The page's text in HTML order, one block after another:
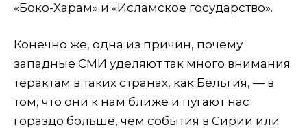
«Боко-Харам» и «Исламское государство».
Конечно же, одна из причин, почему
западные СМИ уделяют так много внимания
терактам в таких странах, как Бельгия, — в
том, что они к нам ближе и пугают нас
гораздо больше, чем события в Сирии или